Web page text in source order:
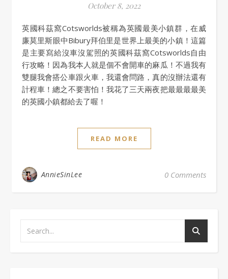
October 8, 2022
英國科茲窩Cotsworlds被稱為英國最美小鎮群，在威
廉莫里斯眼中Bibury拜伯里是世界上最美的小鎮！這篇
是主要寫給沒車沒駕照的英國科茲窩Cotsworlds自由
行攻略！因為我本人就是個不會開車的麻瓜！不過我有
雙腿我會搭公車跟火車，我還會問路，真的沒辦法還有
計程車！總之不要害怕！我花了三天兩夜把最最最最美
的英國小鎮都給去了喔！
READ MORE
AnnieSinLee 0 Comments